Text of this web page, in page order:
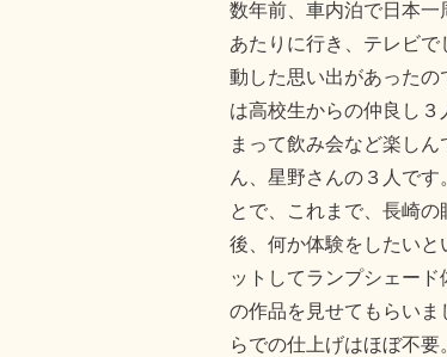
数年前、車内泊で日本
あたりに行き、テレビ
動した思い出があったの
は高校生からの仲良し
まって飲み会など楽し
ん、星野さんの３人で
とで、これまで、長崎
後、何か体験をしたいと
ットしてランプシェー
の作品を見せてもらいま
らでの仕上げはほぼ不